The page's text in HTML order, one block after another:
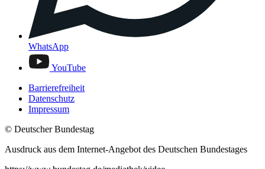
WhatsApp
YouTube
Barrierefreiheit
Datenschutz
Impressum
© Deutscher Bundestag
Ausdruck aus dem Internet-Angebot des Deutschen Bundestages